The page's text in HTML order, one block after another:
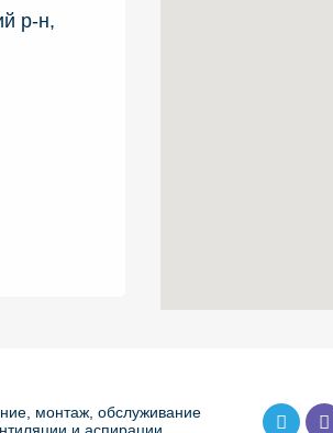
р-н,
монтаж, обслуживание